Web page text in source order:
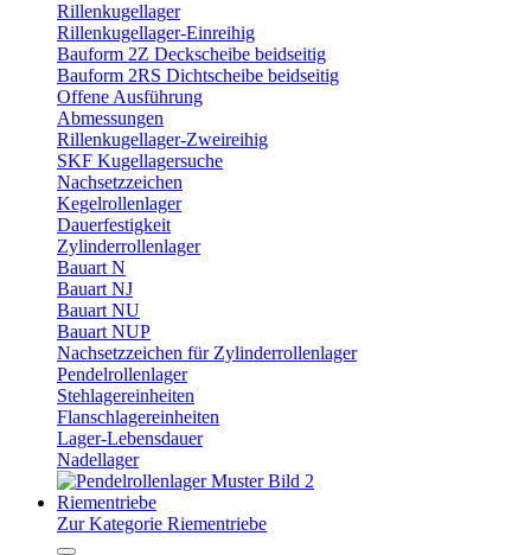
Rillenkugellager
Rillenkugellager-Einreihig
Bauform 2Z Deckscheibe beidseitig
Bauform 2RS Dichtscheibe beidseitig
Offene Ausführung
Abmessungen
Rillenkugellager-Zweireihig
SKF Kugellagersuche
Nachsetzzeichen
Kegelrollenlager
Dauerfestigkeit
Zylinderrollenlager
Bauart N
Bauart NJ
Bauart NU
Bauart NUP
Nachsetzzeichen für Zylinderrollenlager
Pendelrollenlager
Stehlagereinheiten
Flanschlagereinheiten
Lager-Lebensdauer
Nadellager
Riementriebe
Zur Kategorie Riementriebe